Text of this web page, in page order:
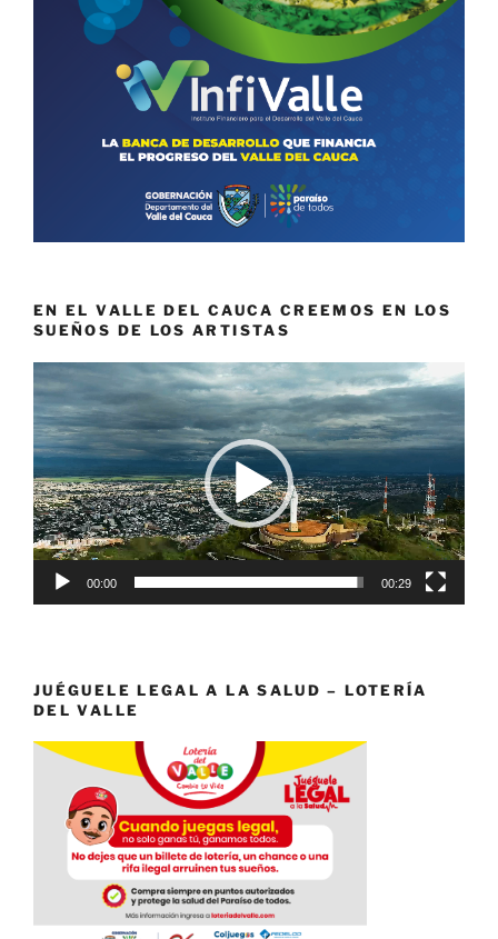
EN EL VALLE DEL CAUCA CREEMOS EN LOS
SUEÑOS DE LOS ARTISTAS
Reproductor
de
vídeo
00:00 00:29
JUÉGUELE LEGAL A LA SALUD – LOTERÍA
DEL VALLE